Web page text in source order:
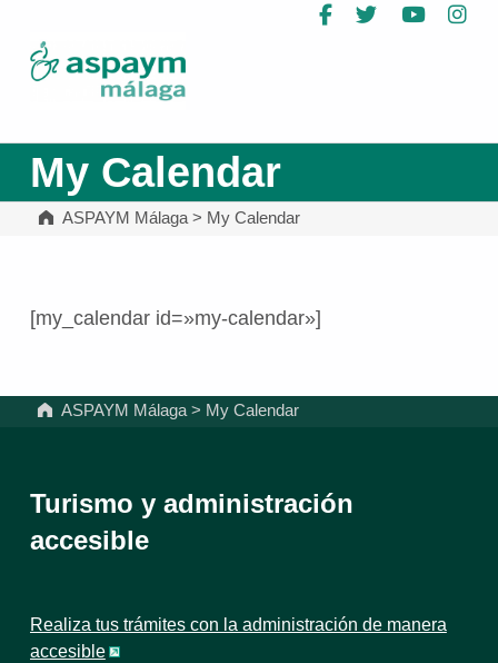
Facebook
Twitter
My Calendar
ASPAYM Málaga> My Calendar
[my_calendar id=»my-calendar»]
ASPAYM Málaga > My Calendar
Turismo y administración
accesible
Realiza tus trámites con la administración de manera
accesible